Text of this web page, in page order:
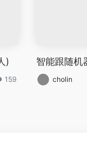
)
159
智能跟随机
cholin